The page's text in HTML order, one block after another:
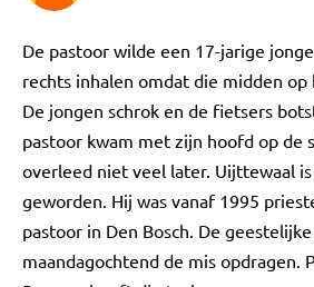
De pastoor wilde een 17-jarige
rechts inhalen omdat die midden
De jongen schrok en de fietsers
pastoor kwam met zijn hoofd op de
overleed niet veel later. Uijttewaal
geworden. Hij was vanaf 1995
pastoor in Den Bosch. De
maandagochtend de mis opdragen.